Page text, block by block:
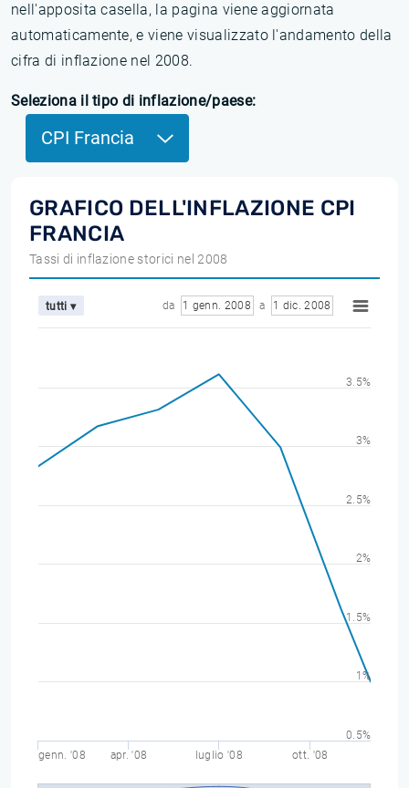
nell'apposita casella, la pagina viene aggiornata
automaticamente, e viene visualizzato l'andamento della
cifra di inflazione nel 2008.
Seleziona il tipo di inflazione/paese:
CPI Francia
GRAFICO DELL'INFLAZIONE CPI
FRANCIA
Tassi di inflazione storici nel 2008
tutti ▾ da 1 genn. 2008 a 1 dic. 2008
genn. '08 apr. '08 luglio '08 ott. '08
0.5%
1%
1.5%
2%
2.5%
3%
3.5%